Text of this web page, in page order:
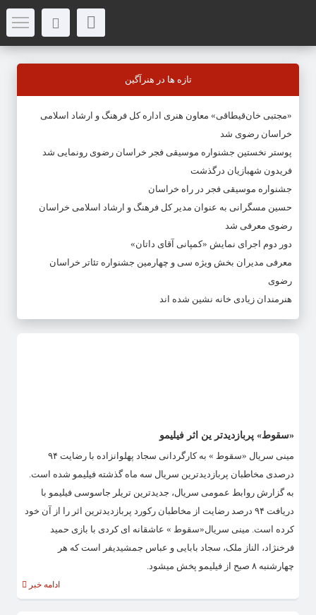
تازه ها در هنرآگین
«مجتبی خان‌قیطاقی» معاون هنری اداره کل فرهنگ و ارشاد اسلامی
خراسان رضوی شد
پوستر نخستین جشنواره موسیقی فجر خراسان رضوی رونمایی شد
فریدون شهبازیان درگذشت
جشنواره موسیقی فجر در راه خراسان
حسین مسگرانی به عنوان مدیر کل فرهنگ و ارشاد اسلامی خراسان
رضوی معرفی شد
دور دوم اجرای نمایش «کمپانی آقای داتان»
معرفی مدیران بخش ویژه سی و چهارمین جشنواره تئاتر خراسان
رضوی
هنرمندان زیادی خانه نشین شده اند
«سقوط» پربازدیدتر ین اثر فیلیمو
مینی سریال «سقوط » به کارگردانی سجاد پهلوانزاده با رضایت ۹۴
درصدی مخاطبان پربازدیدترین سریال سه ماه گذشته فیلیمو شده است.
به گزارش روابط عمومی سریال، جدیدترین تریلر جاسوسی فیلیمو با
دریافت ۹۴ درصد رضایت از مخاطبان رکورد پربازدیدترین اثر را از آن خود
کرده است. مینی سریال«سقوط » عاشقانه ای کردی با بازی حمید
فرخنژاد، الناز ملک، سجاد بابایی و عباس جمشیدیفر است که هر
چهارشنبه ۸ صبح از فیلیمو پخش میشود.
ادامه خبر